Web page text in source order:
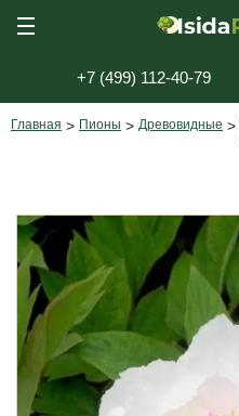
Главная > Пионы > Древовидные >
+7 (499) 112-40-79